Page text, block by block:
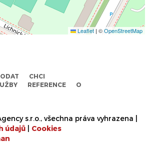
Leaflet | ©OpenStreetMap
CHCI
REFERENCE
O
s.r.o., všechna práva vyhrazena |
údajů
Cookies